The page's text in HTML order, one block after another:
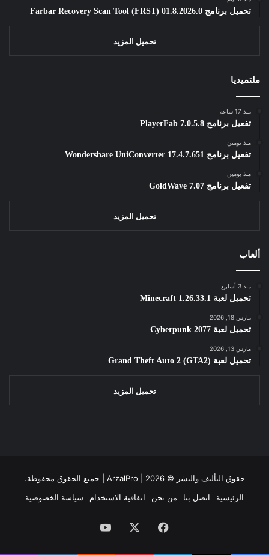
تحميل برنامج Farbar Recovery Scan Tool (FRST) 01.8.2026.0
تحميل المزيد
ملتميديا
منذ 17 ساعة
تفعيل برنامج PlayerFab 7.0.5.8
منذ يومين
تفعيل برنامج Wondershare UniConverter 17.4.7.651
منذ يومين
تفعيل برنامج GoldWave 7.07
تحميل المزيد
ألعاب
منذ 3 أسابيع
تحميل لعبة Minecraft 1.26.33.1
مارس 18, 2026
تحميل لعبة Cyberpunk 2077
مارس 13, 2026
تحميل لعبة Grand Theft Auto 2 (GTA2)
تحميل المزيد
حقوق التأليف والنشر © ArzalPro | 2026 | جميع الحقوق محفوظة.
الرئيسية
اتصل بنا من نحن اتفاقية الاستخدام سياسة الخصوصية
فيسبوك ‫YouTube